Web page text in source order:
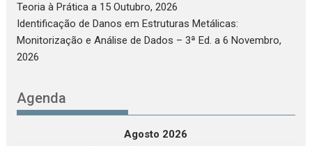
Teoria à Prática a 15 Outubro, 2026
Identificação de Danos em Estruturas Metálicas:
Monitorização e Análise de Dados – 3ª Ed. a 6 Novembro,
2026
Agenda
Agosto 2026